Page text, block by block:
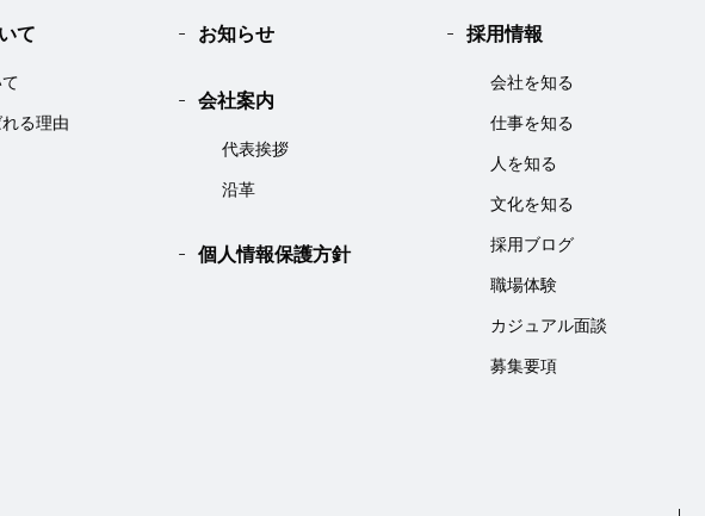
て
る理由
お知らせ
会社案内
代表挨拶
沿革
個人情報保護方針
採用情報
会社を知る
仕事を知る
人を知る
文化を知る
採用ブログ
職場体験
カジュアル面談
募集要項